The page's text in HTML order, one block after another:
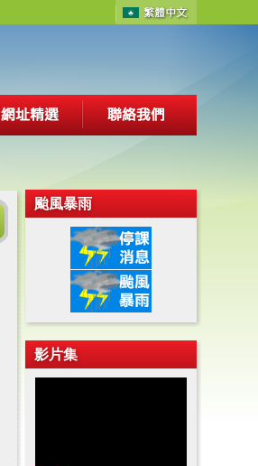
颱風暴雨
影片集